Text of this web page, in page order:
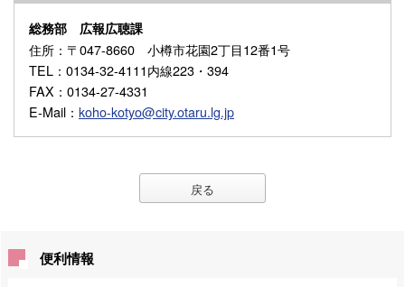
総務部 広報広聴課
住所 ：〒047-8660 小樽市花園2丁目12番1号
TEL ：0134-32-4111内線223・394
FAX ：0134-27-4331
E-Mail ： koho-kotyo@city.otaru.lg.jp
戻る
便利情報